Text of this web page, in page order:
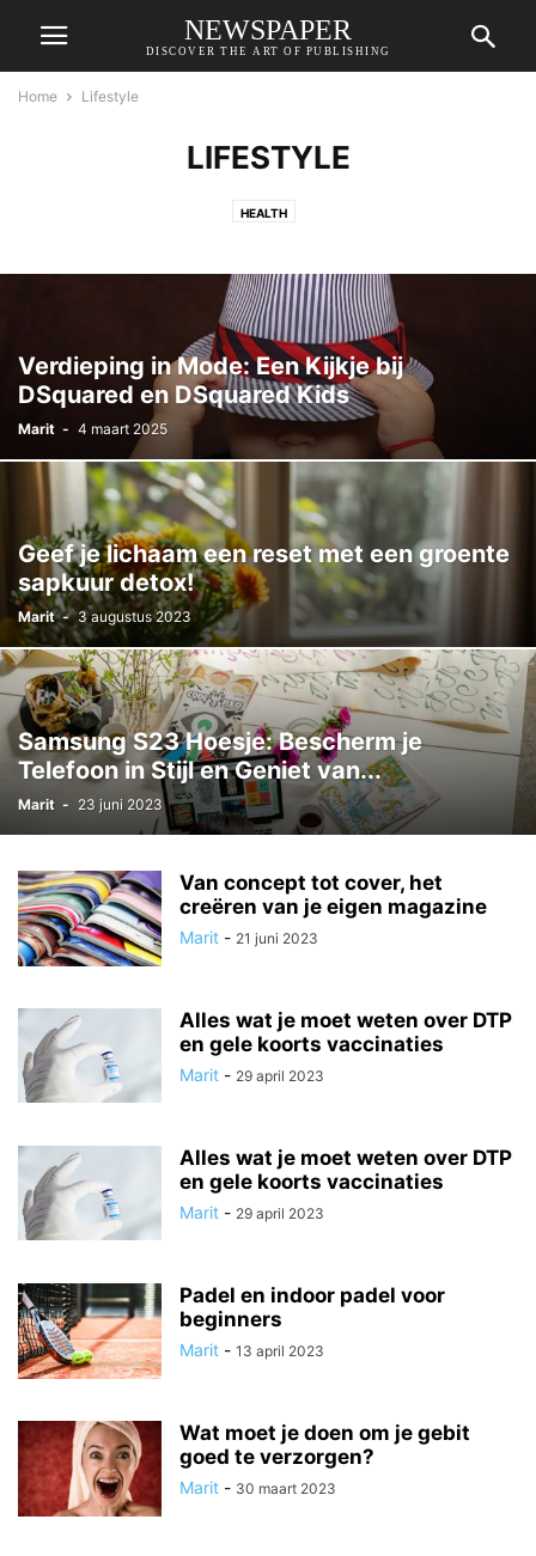
NEWSPAPER
DISCOVER THE ART OF PUBLISHING
Home Lifestyle
LIFESTYLE
HEALTH
Verdieping in Mode: Een Kijkje bij
DSquared en DSquared Kids
Marit - 4 maart 2025
Geef je lichaam een reset met een groente
sapkuur detox!
Marit - 3 augustus 2023
Samsung S23 Hoesje: Bescherm je
Telefoon in Stijl en Geniet van...
Marit - 23 juni 2023
Van concept tot cover, het
creëren van je eigen magazine
Marit - 21 juni 2023
Alles wat je moet weten over DTP
en gele koorts vaccinaties
Marit - 29 april 2023
Alles wat je moet weten over DTP
en gele koorts vaccinaties
Marit - 29 april 2023
Padel en indoor padel voor
beginners
Marit - 13 april 2023
Wat moet je doen om je gebit
goed te verzorgen?
Marit - 30 maart 2023